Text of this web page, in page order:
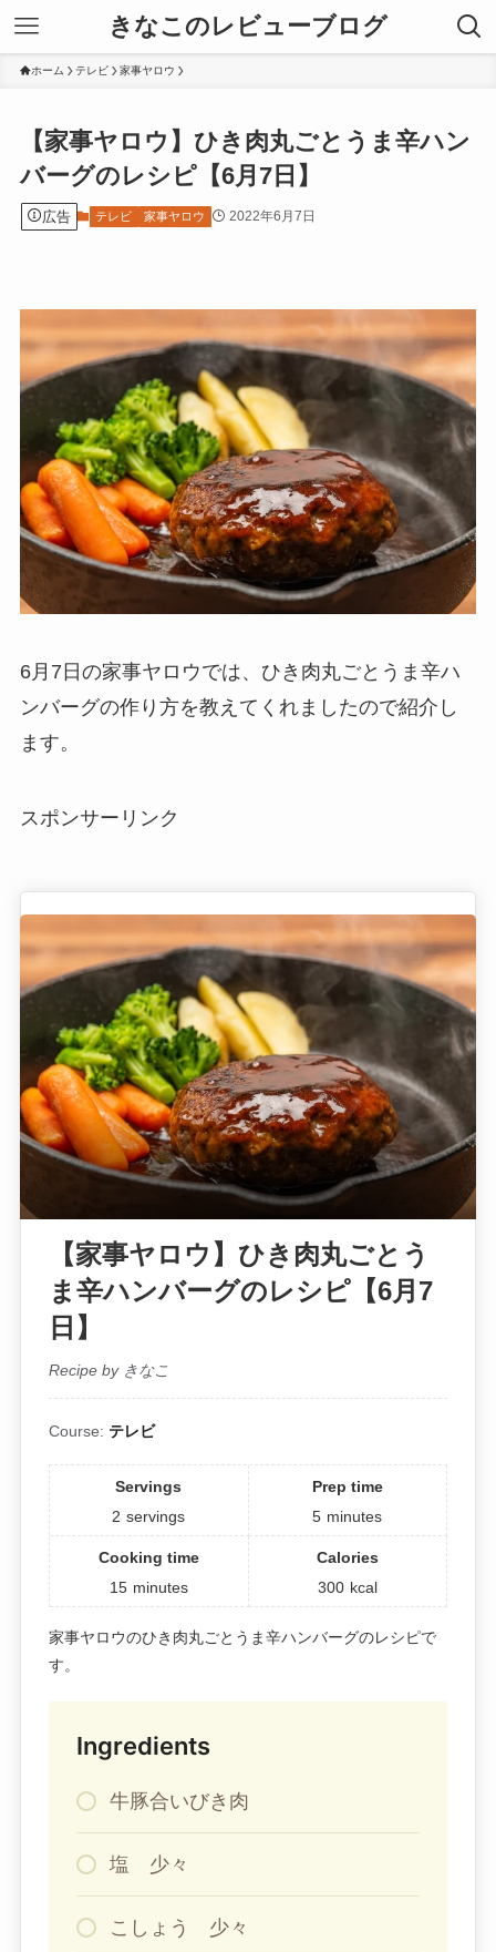
きなこのレビューブログ
ホーム テレビ 家事ヤロウ
【家事ヤロウ】ひき肉丸ごとうま辛ハン
バーグのレシピ【6月7日】
広告 テレビ 家事ヤロウ 2022年6月7日
6月7日の家事ヤロウでは、ひき肉丸ごとうま辛ハ
ンバーグの作り方を教えてくれましたので紹介し
ます。
スポンサーリンク
【家事ヤロウ】ひき肉丸ごとう
ま辛ハンバーグのレシピ【6月7
日】
Recipe by きなこ
Course: テレビ
Servings
2 servings
Prep time
5 minutes
Cooking time
15 minutes
Calories
300 kcal
家事ヤロウのひき肉丸ごとうま辛ハンバーグのレシピで
す。
Ingredients
牛豚合いびき肉
塩 少々
こしょう 少々